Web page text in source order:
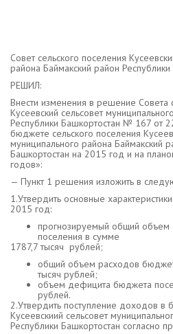
Совет сельского поселения
района Баймакский район
РЕШИЛ:
Внести изменения в решение Совета
Кусеевский сельсовет
Республики Башкортостан № 167 от
бюджете сельского поселения
муниципального района Баймакский
Башкортостан на 2015 год и на
годов»:
— Пункт 1 решения изложить в
1.Утвердить основные
2015 год:
прогнозируемый общий
поселения в сумме
1787,7 тысяч рублей;
общий объем расходов
тысяч рублей;
объем дефицита бюджета
рублей.
2.Утвердить поступление доходов в
Кусеевскиий сельсовет
Республики Башкортостан согласно